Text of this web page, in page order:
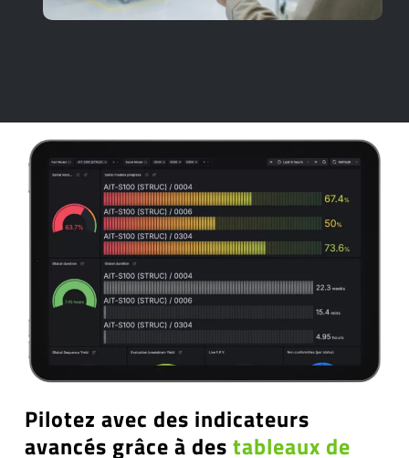
Pilotez avec des indicateurs
avancés grâce à destableaux de